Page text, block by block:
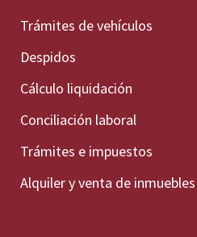
Trámites de vehículos
Despidos
Cálculo liquidación
Conciliación laboral
Trámites e impuestos
Alquiler y venta de inmuebles